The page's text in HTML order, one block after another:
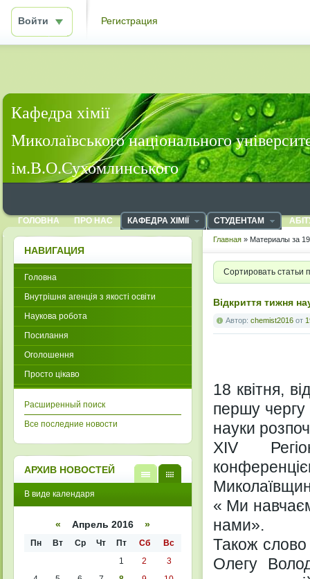
Войти Регистрация
Кафедра хімії
Миколаївського національного
ім.В.О.Сухомлинського
ГОЛОВНА ПРО НАС КАФЕДРА ХІМІЇ СТУДЕНТАМ
Главная » Материалы за
Сортировать статьи
Відкриття тижня
Автор: chemist2016 от
18 квітня,
першу чергу
науки
XIV
« Ми
нами».
Також
Олегу
НАВИГАЦИЯ
Головна
Внутрішня агенція з якості освіти
Наукова робота
Посилання
Оголошення
Просто цікаво
Расширенный поиск
Все последние новости
АРХИВ НОВОСТЕЙ
кален
списк
В виде календаря
« Апрель 2016 »
Пн Вт Ср Чт Пт Сб
Вс
1
2
3